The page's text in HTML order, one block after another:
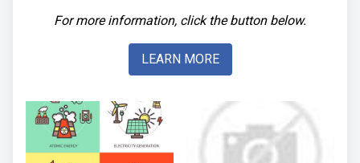
For more information, click the button below.
LEARN MORE